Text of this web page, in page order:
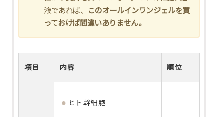
液であれば、
このオールインワンジェルを買
っておけば間違いありません。
項目 内容 順位
ヒト幹細胞